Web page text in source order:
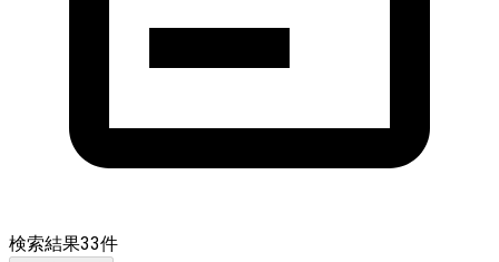
検索結果33件